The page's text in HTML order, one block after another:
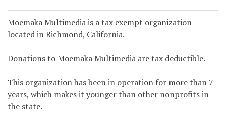
Moemaka Multimedia is a tax exempt organization
located in Richmond, California.
Donations to Moemaka Multimedia are tax deductible.
This organization has been in operation for more than 7
years, which makes it younger than other nonprofits in
the state.